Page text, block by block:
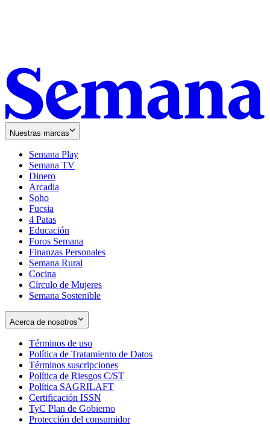
Nuestras marcas
Semana Play
Semana TV
Dinero
Arcadia
Soho
in
new
window
Fucsia
in
new
window
4 Patas
Educación
Foros Semana
Finanzas Personales
Semana Rural
Cocina
Círculo de Mujeres
Semana Sostenible
Acerca de nosotros
Términos de uso
in
new
window
Política de Tratamiento de Datos
Términos suscripciones
in
Política de Riesgos C/ST
Política SAGRILAFT
new
window
Certificación ISSN
in
new
TyC Plan de Gobierno
in
Protección del consumidorOpens